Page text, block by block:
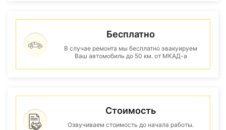
Бесплатно
В случае ремонта мы бесплатно эвакуируем
Ваш автомобиль до 50 км. от МКАД-а
Стоимость
Озвучиваем стоимость до начала работы.